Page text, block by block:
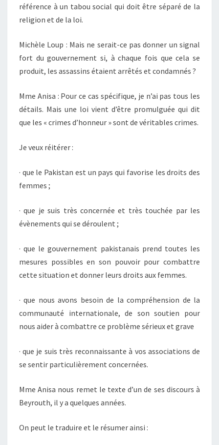
référence à un tabou social qui doit être séparé de la
religion et de la loi.
Michèle Loup : Mais ne serait-ce pas donner un signal
fort du gouvernement si, à chaque fois que cela se
produit, les assassins étaient arrêtés et condamnés ?
Mme Anisa : Pour ce cas spécifique, je n’ai pas tous les
détails. Mais une loi vient d’être promulguée qui dit
que les « crimes d’honneur » sont de véritables crimes.
Je veux réitérer :
· que le Pakistan est un pays qui favorise les droits des
femmes ;
· que je suis très concernée et très touchée par les
évènements qui se déroulent ;
· que le gouvernement pakistanais prend toutes les
mesures possibles en son pouvoir pour combattre
cette situation et donner leurs droits aux femmes.
· que nous avons besoin de la compréhension de la
communauté internationale, de son soutien pour
nous aider à combattre ce problème sérieux et grave
· que je suis très reconnaissante à vos associations de
se sentir particulièrement concernées.
Mme Anisa nous remet le texte d’un de ses discours à
Beyrouth, il y a quelques années.
On peut le traduire et le résumer ainsi :